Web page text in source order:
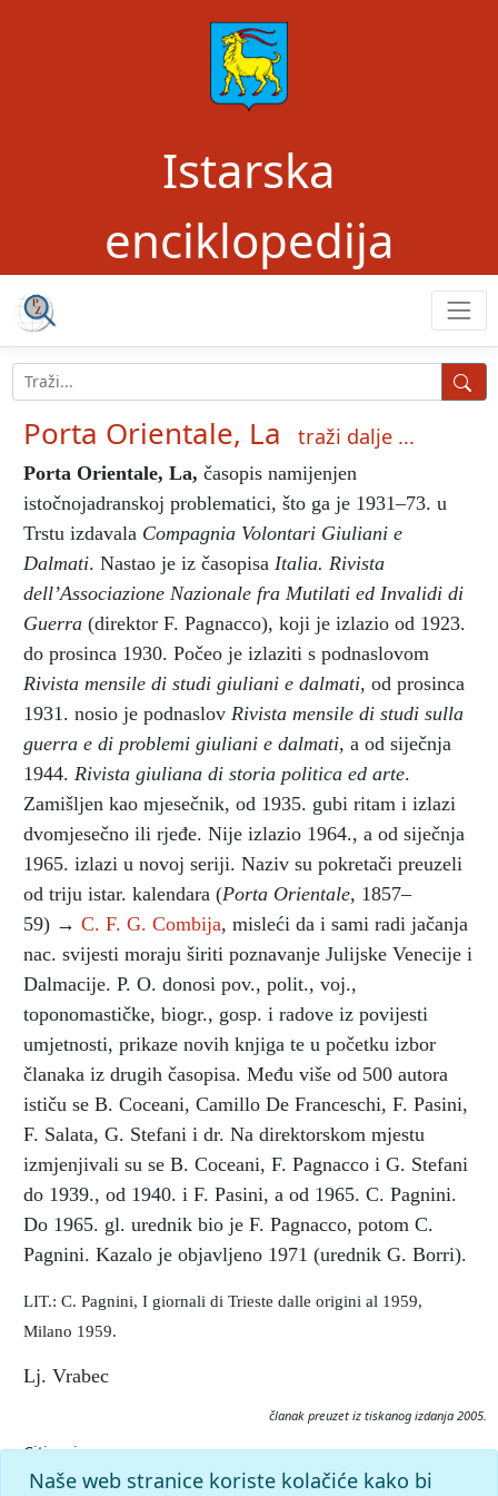
Istarska
enciklopedija
Porta Orientale, La traži dalje ...
Porta Orientale, La, časopis namijenjen
istočnojadranskoj problematici, što ga je 1931–73. u
Trstu izdavala Compagnia Volontari Giuliani e
Dalmati. Nastao je iz časopisa Italia. Rivista
dell’Associazione Nazionale fra Mutilati ed Invalidi di
Guerra (direktor F. Pagnacco), koji je izlazio od 1923.
do prosinca 1930. Počeo je izlaziti s podnaslovom
Rivista mensile di studi giuliani e dalmati, od prosinca
1931. nosio je podnaslov Rivista mensile di studi sulla
guerra e di problemi giuliani e dalmati, a od siječnja
1944. Rivista giuliana di storia politica ed arte.
Zamišljen kao mjesečnik, od 1935. gubi ritam i izlazi
dvomjesečno ili rjeđe. Nije izlazio 1964., a od siječnja
1965. izlazi u novoj seriji. Naziv su pokretači preuzeli
od triju istar. kalendara (Porta Orientale, 1857–
59) → C. F. G. Combija, misleći da i sami radi jačanja
nac. svijesti moraju širiti poznavanje Julijske Venecije i
Dalmacije. P. O. donosi pov., polit., voj.,
toponomastičke, biogr., gosp. i radove iz povijesti
umjetnosti, prikaze novih knjiga te u početku izbor
članaka iz drugih časopisa. Među više od 500 autora
ističu se B. Coceani, Camillo De Franceschi, F. Pasini,
F. Salata, G. Stefani i dr. Na direktorskom mjestu
izmjenjivali su se B. Coceani, F. Pagnacco i G. Stefani
do 1939., od 1940. i F. Pasini, a od 1965. C. Pagnini.
Do 1965. gl. urednik bio je F. Pagnacco, potom C.
Pagnini. Kazalo je objavljeno 1971 (urednik G. Borri).
LIT.: C. Pagnini, I giornali di Trieste dalle origini al 1959,
Milano 1959.
Lj. Vrabec
članak preuzet iz tiskanog izdanja 2005.
Citiranje:
Porta Orientale, La.Istarska enciklopedija (2005), mrežno
Naše web stranice koriste kolačiće kako bi